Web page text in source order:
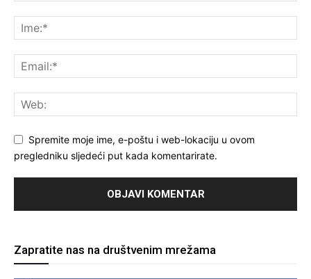
Spremite moje ime, e-poštu i web-lokaciju u ovom
pregledniku sljedeći put kada komentarirate.
Zapratite nas na društvenim mrežama